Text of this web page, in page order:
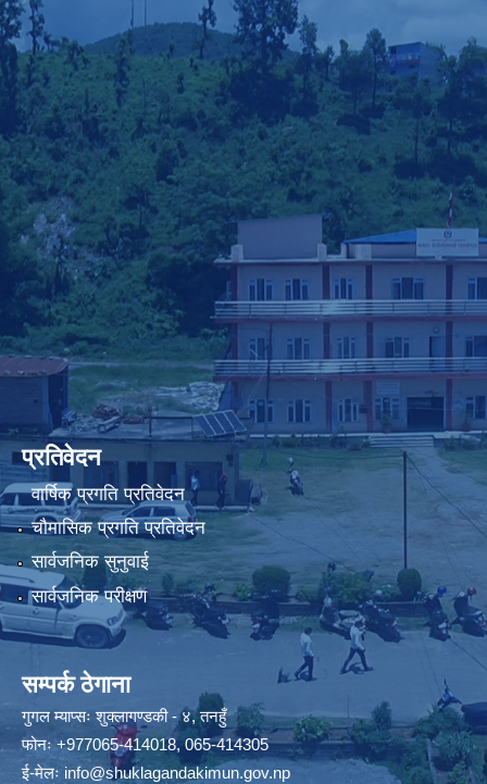
प्रतिवेदन
वार्षिक प्रगति प्रतिवेदन
चौमासिक प्रगति प्रतिवेदन
सार्वजनिक सुनुवाई
सार्वजनिक परीक्षण
सम्पर्क ठेगाना
गुगल म्याप्सःशुक्लागण्डकी - ४, तनहुँ
फोनः+977065-414018,065-414305
ई-मेलः info@shuklagandakimun.gov.np